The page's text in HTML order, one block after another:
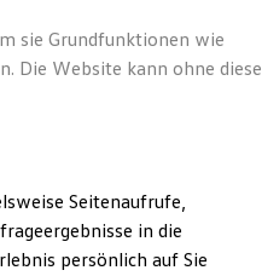
sie Grundfunktionen wie
Die Website kann ohne diese
Seitenaufrufe,
in die
persönlich auf Sie